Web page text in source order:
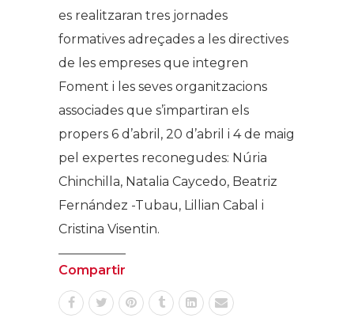
es realitzaran tres jornades
formatives adreçades a les directives
de les empreses que integren
Foment i les seves organitzacions
associades que s’impartiran els
propers 6 d’abril, 20 d’abril i 4 de maig
pel expertes reconegudes: Núria
Chinchilla, Natalia Caycedo, Beatriz
Fernández -Tubau, Lillian Cabal i
Cristina Visentin.
Compartir